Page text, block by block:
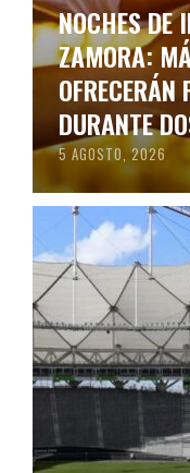
NOCHES DE
ZAMORA:
DURANTE
5 AGOSTO, 2026